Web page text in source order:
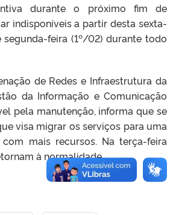
durante o próximo fim de
indisponíveis a partir desta sexta-
segunda-feira (1º/02) durante todo
de Redes e Infraestrutura da
da Informação e Comunicação
pela manutenção, informa que se
visa migrar os serviços para uma
mais recursos. Na terça-feira
à normalidade.